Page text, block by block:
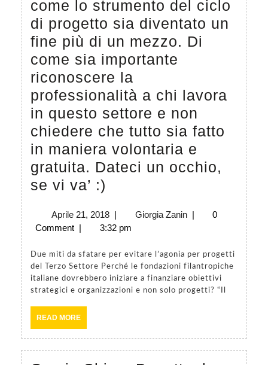
orti
in
dell’
di
di
come lo strumento del ciclo
di progetto sia diventato un
fine più di un mezzo. Di
come sia importante
riconoscere la
professionalità a chi lavora
in questo settore e non
chiedere che tutto sia fatto
in maniera volontaria e
gratuita. Dateci un occhio,
se vi va’ :)
per
pensare
a
come
la
bandi
Aprile 21, 2018Aprile
21,
| Giorgia ZaninGiorgia
|
0
Comment | 3:32 pm
Due miti da sfatare per evitare l’agonia per progetti
del Terzo Settore Perché le fondazioni filantropiche
italiane dovrebbero iniziare a finanziare obiettivi
strategici e organizzazioni e non solo progetti? “Il
READ MOREREAD
MORE